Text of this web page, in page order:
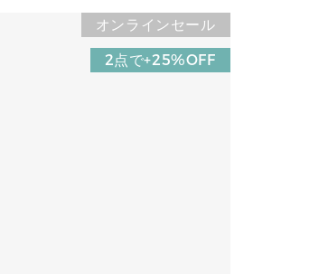
オンラインセール
2点で+25%OFF